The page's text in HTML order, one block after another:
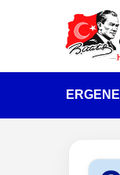
ERGENE